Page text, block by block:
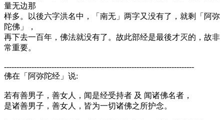
量无边那
样多。以後六字洪名中，「南无」两字又没有了，就剩「阿弥
陀佛」，
再下去一百年，佛法就没有了。故此部经是最後才灭的，故非
常重要。
----------------------------------------------------------------------------
佛在「阿弥陀经」说:
若有善男子，善女人，闻是经受持者 及 闻诸佛名者，
是诸善男子，善女人，皆为一切诸佛之所护念。